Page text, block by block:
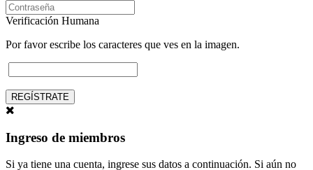
Verificación Humana
Por favor escribe los caracteres que ves en la imagen.
REGÍSTRATE
Ingreso de miembros
Si ya tiene una cuenta, ingrese sus datos a continuación. Si aún no